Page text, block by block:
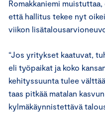
Romakkaniemi
että hallitus tekee nyt
viikon
“Jos yritykset kaatuvat,
eli työpaikat ja koko
kehityssuunta tulee
taas pitkää matalan
kylmäkäynnistettävä